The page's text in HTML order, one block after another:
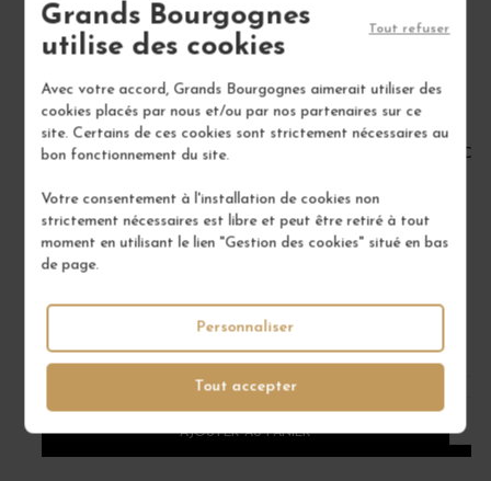
Grands Bourgognes
utilise des cookies
Avec votre accord, Grands Bourgognes aimerait utiliser des
cookies placés par nous et/ou par nos partenaires sur ce
site. Certains de ces cookies sont strictement nécessaires au
bon fonctionnement du site.
Votre consentement à l'installation de cookies non
strictement nécessaires est libre et peut être retiré à tout
moment en utilisant le lien "Gestion des cookies" situé en bas
de page.
Tout accepter
Tout refuser
Personnaliser
BOURGOGNE PINOT NOIR 2022
DOMAINE RENÉ BOUVIER
/ 75 cl : Bouteille
1
AJOUTER AU PANIER